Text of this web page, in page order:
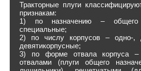
Тракторные плуги
признакам:
1) по назначению – общего
специальные;
2) по числу корпусов – одно-,
девятикорпусные;
3) по форме отвала корпуса –
отвалами (плуги общего